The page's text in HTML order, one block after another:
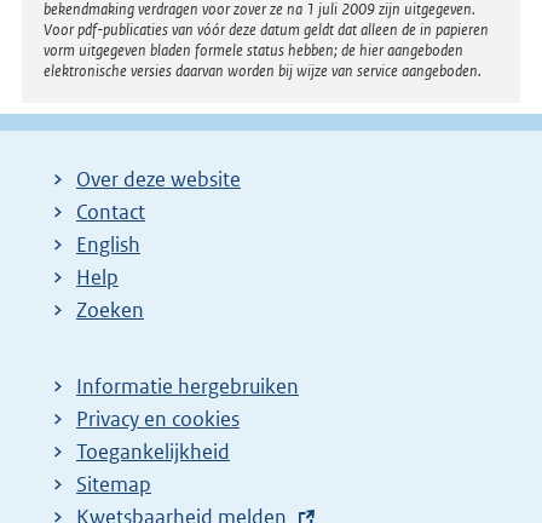
bekendmaking verdragen voor zover ze na 1 juli 2009 zijn uitgegeven.
Voor pdf-publicaties van vóór deze datum geldt dat alleen de in papieren
vorm uitgegeven bladen formele status hebben; de hier aangeboden
elektronische versies daarvan worden bij wijze van service aangeboden.
Over deze website
Contact
English
Help
Zoeken
Informatie hergebruiken
Privacy en cookies
Toegankelijkheid
Sitemap
E
Kwetsbaarheid melden